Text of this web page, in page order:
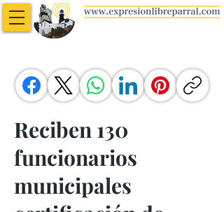
Reciben 130
funcionarios
municipales